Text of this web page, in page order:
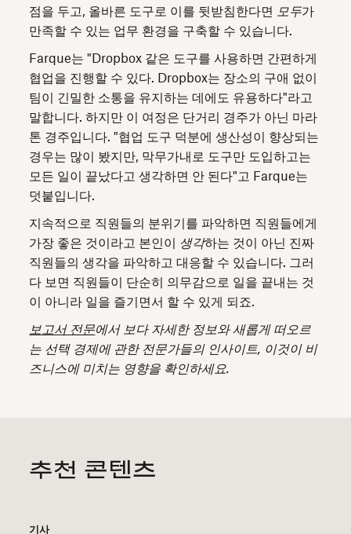
점을 두고, 올바른 도구로 이를 뒷받침한다면 모두가
만족할 수 있는 업무 환경을 구축할 수 있습니다.
Farque는 "Dropbox 같은 도구를 사용하면 간편하게
협업을 진행할 수 있다. Dropbox는 장소의 구애 없이
팀이 긴밀한 소통을 유지하는 데에도 유용하다"라고
말합니다. 하지만 이 여정은 단거리 경주가 아닌 마라
톤 경주입니다. "협업 도구 덕분에 생산성이 향상되는
경우는 많이 봤지만, 막무가내로 도구만 도입하고는
모든 일이 끝났다고 생각하면 안 된다"고 Farque는
덧붙입니다.
지속적으로 직원들의 분위기를 파악하면 직원들에게
가장 좋은 것이라고 본인이 생각하는 것이 아닌 진짜
직원들의 생각을 파악하고 대응할 수 있습니다. 그러
다 보면 직원들이 단순히 의무감으로 일을 끝내는 것
이 아니라 일을 즐기면서 할 수 있게 되죠.
보고서 전문에서 보다 자세한 정보와 새롭게 떠오르
는 선택 경제에 관한 전문가들의 인사이트, 이것이 비
즈니스에 미치는 영향을 확인하세요.
추천 콘텐츠
기사